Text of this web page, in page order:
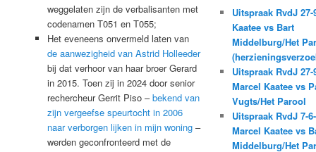
weggelaten zijn de verbalisanten met
codenamen T051 en T055;
Het eveneens onvermeld laten van
de aanwezigheid van Astrid Holleeder
bij dat verhoor van haar broer Gerard
in 2015. Toen zij in 2024 door senior
rechercheur Gerrit Piso –bekend van
zijn vergeefse speurtocht in 2006
naar verborgen lijken in mijn woning–
werden geconfronteerd met de
Uitspraak RvdJ 27-
Kaatee vs Bart
Middelburg/Het
Uitspraak RvdJ 27-
Marcel Kaatee vs
Vugts/Het Parool
Uitspraak RvdJ 7-
Marcel Kaatee vs
Middelburg/Het